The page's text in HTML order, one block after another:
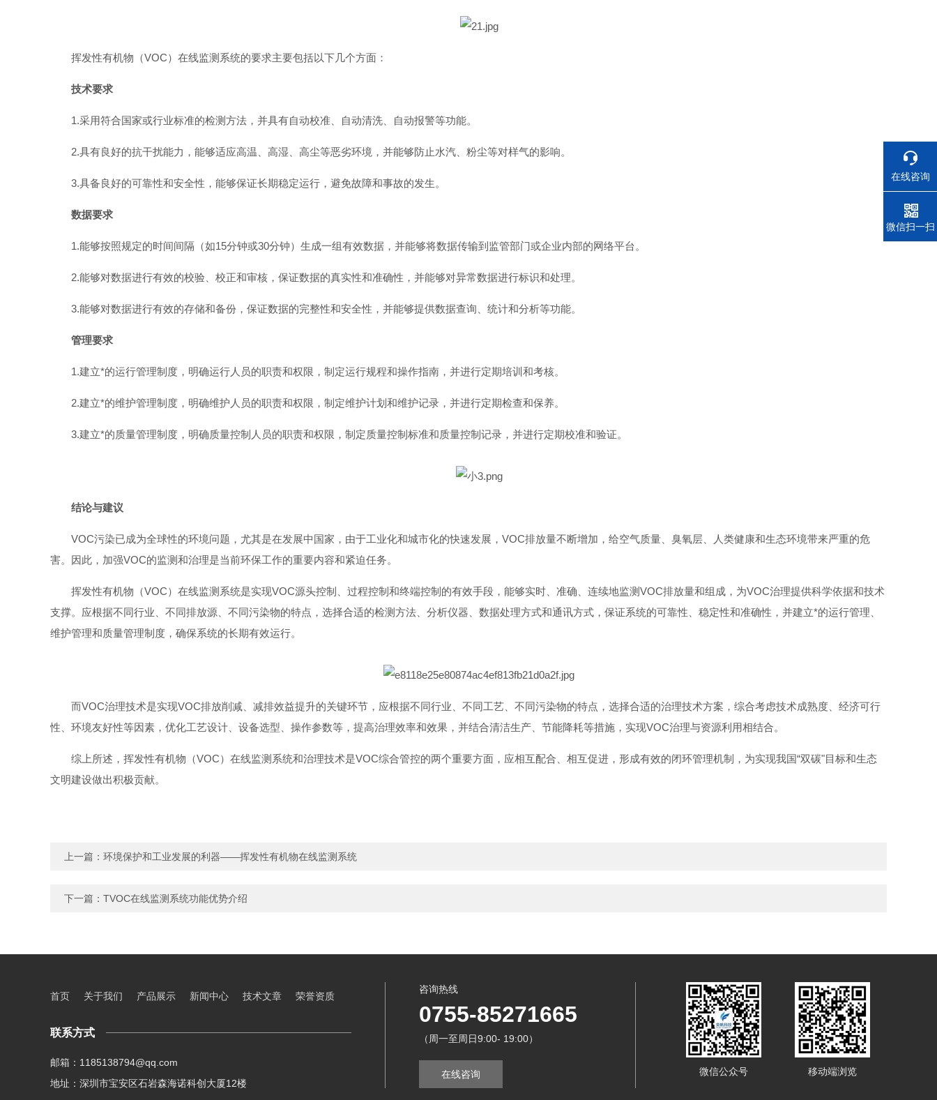
挥发性有机物（VOC）在线监测系统的要求主要包括以下几个方面：
技术要求
1.采用符合国家或行业标准的检测方法，并具有自动校准、自动清洗、自动报警等功能。
2.具有良好的抗干扰能力，能够适应高温、高湿、高尘等恶劣环境，并能够防止水汽、粉尘等对样气的影响。
3.具备良好的可靠性和安全性，能够保证长期稳定运行，避免故障和事故的发生。
数据要求
1.能够按照规定的时间间隔（如15分钟或30分钟）生成一组有效数据，并能够将数据传输到监管部门或企业内部的网络平台。
2.能够对数据进行有效的校验、校正和审核，保证数据的真实性和准确性，并能够对异常数据进行标识和处理。
3.能够对数据进行有效的存储和备份，保证数据的完整性和安全性，并能够提供数据查询、统计和分析等功能。
管理要求
1.建立*的运行管理制度，明确运行人员的职责和权限，制定运行规程和操作指南，并进行定期培训和考核。
2.建立*的维护管理制度，明确维护人员的职责和权限，制定维护计划和维护记录，并进行定期检查和保养。
3.建立*的质量管理制度，明确质量控制人员的职责和权限，制定质量控制标准和质量控制记录，并进行定期校准和验证。
结论与建议
VOC污染已成为全球性的环境问题，尤其是在发展中国家，由于工业化和城市化的快速发展，VOC排放量不断增加，给空气质量、臭氧层、人类健康和生态环境带来严重的危
害。因此，加强VOC的监测和治理是当前环保工作的重要内容和紧迫任务。
挥发性有机物（VOC）在线监测系统是实现VOC源头控制、过程控制和终端控制的有效手段，能够实时、准确、连续地监测VOC排放量和组成，为VOC治理提供科学依据和技术
支撑。应根据不同行业、不同排放源、不同污染物的特点，选择合适的检测方法、分析仪器、数据处理方式和通讯方式，保证系统的可靠性、稳定性和准确性，并建立*的运行管理、
维护管理和质量管理制度，确保系统的长期有效运行。
而VOC治理技术是实现VOC排放削减、减排效益提升的关键环节，应根据不同行业、不同工艺、不同污染物的特点，选择合适的治理技术方案，综合考虑技术成熟度、经济可行
性、环境友好性等因素，优化工艺设计、设备选型、操作参数等，提高治理效率和效果，并结合清洁生产、节能降耗等措施，实现VOC治理与资源利用相结合。
综上所述，挥发性有机物（VOC）在线监测系统和治理技术是VOC综合管控的两个重要方面，应相互配合、相互促进，形成有效的闭环管理机制，为实现我国“双碳"目标和生态
文明建设做出积极贡献。
上一篇： 环境保护和工业发展的利器——挥发性有机物在线监测系统
下一篇： TVOC在线监测系统功能优势介绍
首页 关于我们 产品展示 新闻中心 技术文章 荣誉资质
联系方式
邮箱：1185138794@qq.com
地址：深圳市宝安区石岩森海诺科创大厦12楼
咨询热线
0755-85271665
（周一至周日9:00- 19:00）
在线咨询 微信公众号 移动端浏览
在线咨询
电话
微信扫一扫